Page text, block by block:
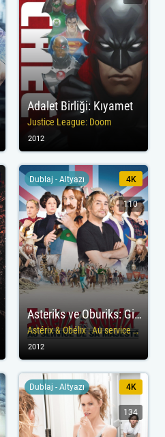
Adalet Birliği: Kıyamet
Justice League: Doom
2012
Asteriks ve Oburiks: Gizli Görevde
Astérix & Obélix : Au service de sa Majesté
Dublaj - Altyazı 4K
110
2012
Dublaj - Altyazı 4K
134